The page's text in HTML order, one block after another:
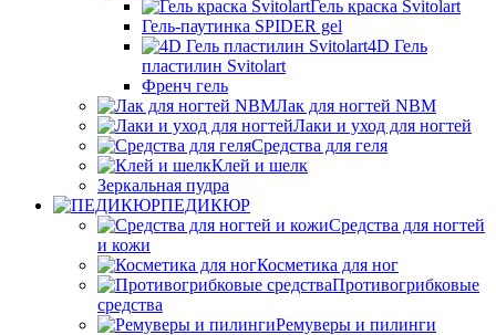
Гель краска Svitolart
Гель-паутинка SPIDER gel
4D Гель
пластилин Svitolart
Френч гель
Лак для ногтей NBM
Лаки и уход для ногтей
Средства для геля
Клей и шелк
Зеркальная пудра
ПЕДИКЮР
Средства для ногтей
и кожи
Косметика для ног
Противогрибковые
средства
Ремуверы и пилинги